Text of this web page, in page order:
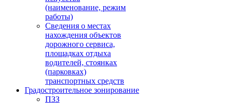
(наименование, режим
работы)
Сведения о местах
нахождения объектов
дорожного сервиса,
площадках отдыха
водителей, стоянках
(парковках)
транспортных средств
Градостроительное зонирование
ПЗЗ